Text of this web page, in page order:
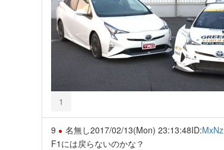
1
9 名無し2017/02/13(Mon) 23:13:48ID:
F1には戻らないのかな？